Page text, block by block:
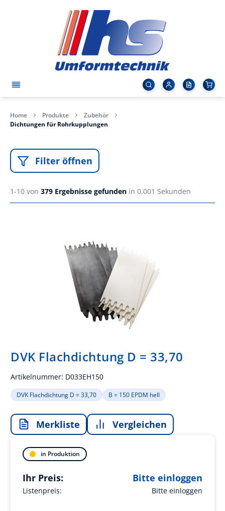
Home Produkte
Zubehör
Dichtungen für Rohrkupplungen
Filter öffnen
1-10 von 379 Ergebnisse gefunden in 0.001 Sekunden
DVK Flachdichtung D = 33,70
Artikelnummer: D033EH150
DVK Flachdichtung D = 33,70 B = 150 EPDM hell
Merkliste Vergleichen
in Produktion
Listenpreis: Bitte einloggen
Ihr Preis: Bitte einloggen